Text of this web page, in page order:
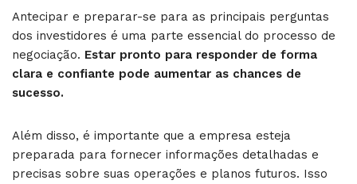
Antecipar e preparar-se para as principais perguntas
dos investidores é uma parte essencial do processo de
negociação. Estar pronto para responder de forma
clara e confiante pode aumentar as chances de
sucesso.
Além disso, é importante que a empresa esteja
preparada para fornecer informações detalhadas e
precisas sobre suas operações e planos futuros. Isso